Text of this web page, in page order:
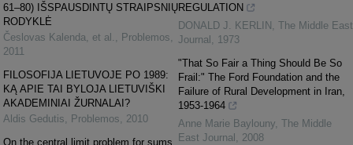
61–80) IŠSPAUSDINTŲ STRAIPSNIŲ
RODYKLĖ
Česlovas Kalenda, et al.
Problemos
2011
FILOSOFIJA LIETUVOJE PO 1989:
KĄ APIE TAI BYLOJA LIETUVIŠKI
AKADEMINIAI ŽURNALAI?
Aldis Gedutis
Problemos
2010
On the central limit problem for sums
REGULATION
DONALD J. KERLIN The Middle East
Journal
1973
"That So Fair a Thing Should Be So
Frail:" The Ford Foundation and the
Failure of Rural Development in Iran,
1953-1964
Anne Marie Baylouny The Middle
East Journal
2008